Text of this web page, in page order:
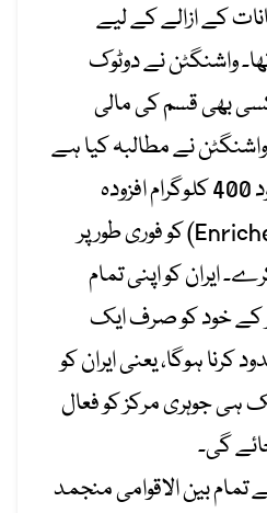
کے ازالے کے لیے
واشنگٹن نے دوٹوک
بھی قسم کی مالی
نے مطالبہ کیا ہے
کہ ایران اپنے پاس موجود 400 کلوگرام افزودہ
یورینیم (Enriched Uranium) کو فوری طور پر
ایران کو اپنی تمام
کے خود کو صرف ایک
ہوگا، یعنی ایران کو
جوہری مرکز کو فعال
گی۔
بین الاقوامی منجمد